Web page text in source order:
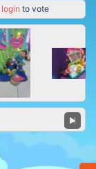
login to vote